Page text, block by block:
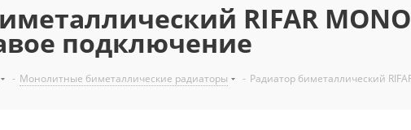
RIFAR
подключение
- Монолитные биметаллические радиаторы - Радиатор биметаллический